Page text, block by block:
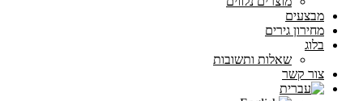
מבצעים
מחירון גירים
בלוג
שאלות ותשובות
צור קשר